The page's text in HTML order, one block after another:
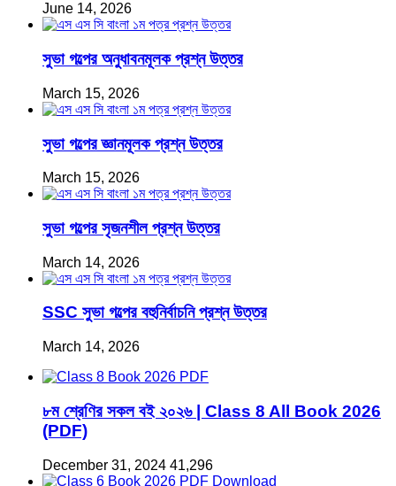
June 14, 2026
সুভা গল্পের অনুধাবনমূলক প্রশ্ন উত্তর
March 15, 2026
সুভা গল্পের জ্ঞানমূলক প্রশ্ন উত্তর
March 15, 2026
সুভা গল্পের সৃজনশীল প্রশ্ন উত্তর
March 14, 2026
SSC সুভা গল্পের বহুনির্বাচনি প্রশ্ন উত্তর
March 14, 2026
৮ম শ্রেণির সকল বই ২০২৬ | Class 8 All Book 2026
(PDF)
December 31, 2024 41,296